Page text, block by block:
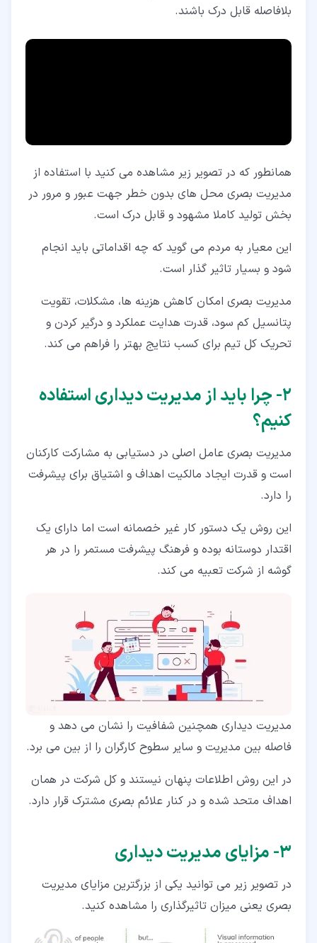
بلافاصله قابل درک باشند.
همانطور که در تصویر زیر مشاهده می کنید با استفاده از
مدیریت بصری محل های بدون خطر جهت عبور و مرور در
بخش تولید کاملا مشهود و قابل درک است.
این معیار به مردم می گوید که چه اقداماتی باید انجام
شود و بسیار تاثیر گذار است.
مدیریت بصری امکان کاهش هزینه ها، مشکلات، تقویت
پتانسیل کم سود، قدرت هدایت عملکرد و درگیر کردن و
تحریک کل تیم برای کسب نتایج بهتر را فراهم می کند.
۲‏- چرا باید از مدیریت دیداری استفاده
کنیم؟
مدیریت بصری عامل اصلی در دستیابی به مشارکت کارکنان
است و قدرت ایجاد مالکیت اهداف و اشتیاق برای پیشرفت
را دارد.
این روش یک دستور کار غیر خصمانه است اما دارای یک
اقتدار دوستانه بوده و فرهنگ پیشرفت مستمر را در هر
گوشه از شرکت تعبیه می کند.
مدیریت دیداری همچنین شفافیت را نشان می دهد و
فاصله بین مدیریت و سایر سطوح کارگران را از بین می برد.
در این روش اطلاعات پنهان نیستند و کل شرکت در همان
اهداف متحد شده و در کنار علائم بصری مشترک قرار دارد.
۳‏- مزایای مدیریت دیداری
در تصویر زیر می توانید یکی از بزرگترین مزایای مدیریت
بصری یعنی میزان تاثیرگذاری را مشاهده کنید.